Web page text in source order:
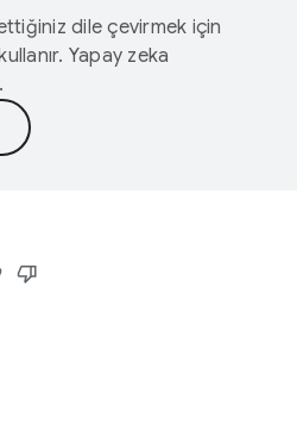
dile çevirmek için
Yapay zeka